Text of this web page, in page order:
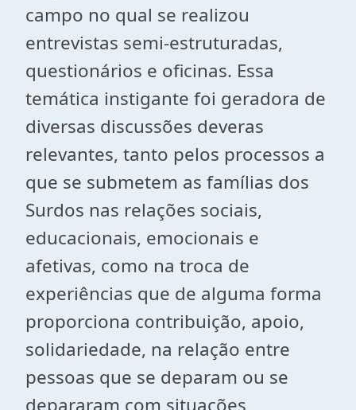
campo no qual se realizou
entrevistas semi-estruturadas,
questionários e oficinas. Essa
temática instigante foi geradora de
diversas discussões deveras
relevantes, tanto pelos processos a
que se submetem as famílias dos
Surdos nas relações sociais,
educacionais, emocionais e
afetivas, como na troca de
experiências que de alguma forma
proporciona contribuição, apoio,
solidariedade, na relação entre
pessoas que se deparam ou se
depararam com situações